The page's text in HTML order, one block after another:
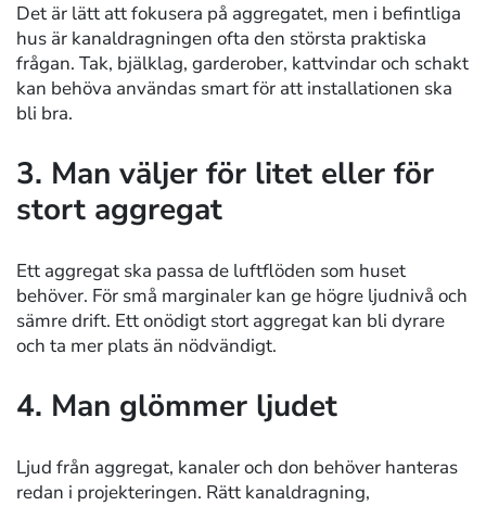
Det är lätt att fokusera på aggregatet, men i befintliga
hus är kanaldragningen ofta den största praktiska
frågan. Tak, bjälklag, garderober, kattvindar och schakt
kan behöva användas smart för att installationen ska
bli bra.
3. Man väljer för litet eller för
stort aggregat
Ett aggregat ska passa de luftflöden som huset
behöver. För små marginaler kan ge högre ljudnivå och
sämre drift. Ett onödigt stort aggregat kan bli dyrare
och ta mer plats än nödvändigt.
4. Man glömmer ljudet
Ljud från aggregat, kanaler och don behöver hanteras
redan i projekteringen. Rätt kanaldragning,